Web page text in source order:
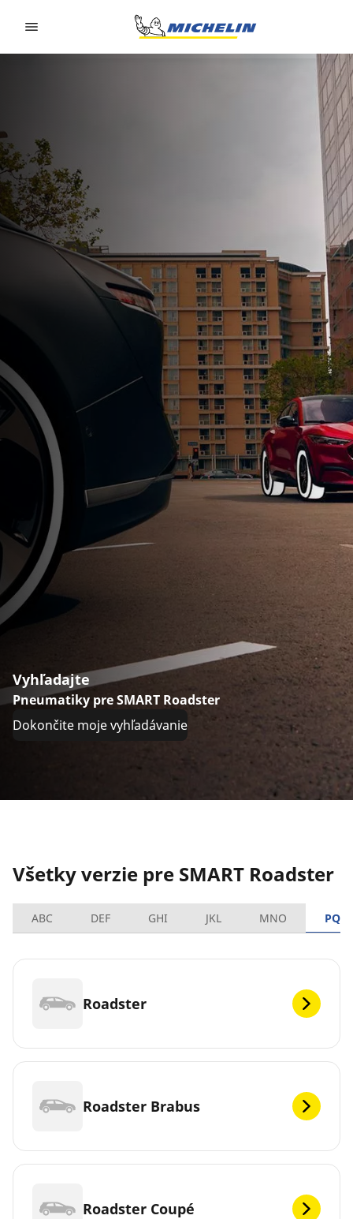
Vyhľadajte
Pneumatiky pre SMART Roadster
Dokončite moje vyhľadávanie
Všetky verzie pre SMART Roadster
ABC DEF GHI JKL MNO PQRS
Roadster
Roadster Brabus
Roadster Coupé